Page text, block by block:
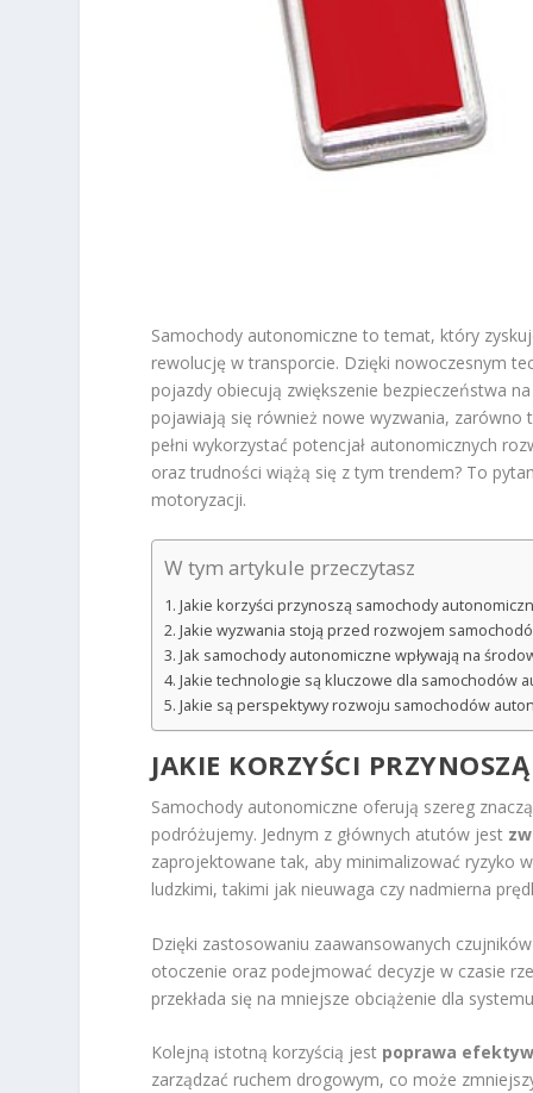
Samochody autonomiczne to temat, który
rewolucję w transporcie. Dzięki nowoczesnym
pojazdy obiecują zwiększenie bezpieczeństwa
pojawiają się również nowe wyzwania, zarówno
pełni wykorzystać potencjał autonomicznych
oraz trudności wiążą się z tym trendem? To
motoryzacji.
W tym artykule przeczytasz
Jakie korzyści przynoszą samochody
Jakie wyzwania stoją przed rozwojem
Jak samochody autonomiczne wpływają na
Jakie technologie są kluczowe dla samochodów
Jakie są perspektywy rozwoju samochodów
JAKIE KORZYŚCI
Samochody autonomiczne oferują szereg
podróżujemy. Jednym z głównych atutów jest
zaprojektowane tak, aby minimalizować ryzyko
ludzkimi, takimi jak nieuwaga czy nadmierna
Dzięki zastosowaniu zaawansowanych
otoczenie oraz podejmować decyzje w czasie
przekłada się na mniejsze obciążenie dla
Kolejną istotną korzyścią jest poprawa
zarządzać ruchem drogowym, co może